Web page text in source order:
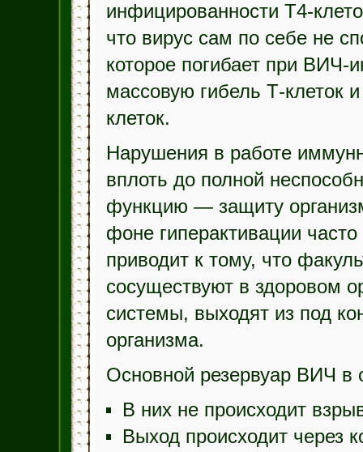
инфицированности Т4-
что вирус сам по себе не
которое погибает при ВИЧ-
массовую гибель Т-клеток
клеток.
Нарушения в работе
вплоть до полной
функцию — защиту
фоне гиперактивации
приводит к тому, что
сосуществуют в здоровом
системы, выходят из под
организма.
Основной резервуар ВИЧ
В них не происходит
Выход происходит через